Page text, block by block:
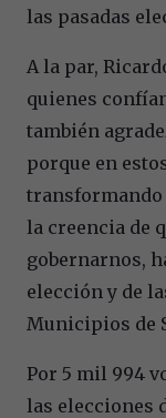
las pasadas
A la par,
quienes
también
porque en
transformando
la creencia de
gobernarnos,
elección y de
Municipios de
Por 5 mil 994
las elecciones